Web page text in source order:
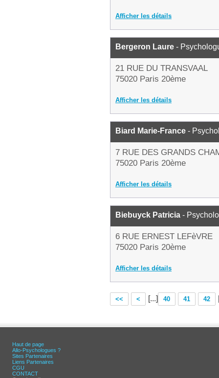
Afficher les détails
Bergeron Laure -
21 RUE DU TRANSVAAL
75020 Paris 20ème
Afficher les détails
Biard Marie-France -
7 RUE DES GRANDS
75020 Paris 20ème
Afficher les détails
Biebuyck Patricia -
6 RUE ERNEST LEFèVRE
75020 Paris 20ème
Afficher les détails
<< < [...] 40 41 42
Haut de page
Allo-Psychologues ?
Sites Partenaires
Liens Partenaires
CGU
CONTACT